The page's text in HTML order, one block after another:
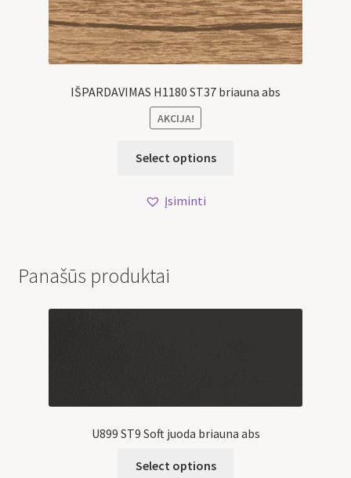
IŠPARDAVIMAS H1180 ST37 briauna abs
AKCIJA!
Select options
Įsiminti
Panašūs produktai
U899 ST9 Soft juoda briauna abs
Select options